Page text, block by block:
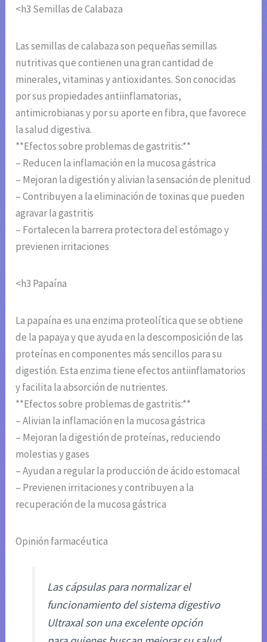
<h3 Semillas de Calabaza
Las semillas de calabaza son pequeñas semillas
nutritivas que contienen una gran cantidad de
minerales, vitaminas y antioxidantes. Son conocidas
por sus propiedades antiinflamatorias,
antimicrobianas y por su aporte en fibra, que favorece
la salud digestiva.
**Efectos sobre problemas de gastritis:**
– Reducen la inflamación en la mucosa gástrica
– Mejoran la digestión y alivian la sensación de plenitud
– Contribuyen a la eliminación de toxinas que pueden
agravar la gastritis
– Fortalecen la barrera protectora del estómago y
previenen irritaciones
<h3 Papaína
La papaína es una enzima proteolítica que se obtiene
de la papaya y que ayuda en la descomposición de las
proteínas en componentes más sencillos para su
digestión. Esta enzima tiene efectos antiinflamatorios
y facilita la absorción de nutrientes.
**Efectos sobre problemas de gastritis:**
– Alivian la inflamación en la mucosa gástrica
– Mejoran la digestión de proteínas, reduciendo
molestias y gases
– Ayudan a regular la producción de ácido estomacal
– Previenen irritaciones y contribuyen a la
recuperación de la mucosa gástrica
Opinión farmacéutica
Las cápsulas para normalizar el
funcionamiento del sistema digestivo
Ultraxal son una excelente opción